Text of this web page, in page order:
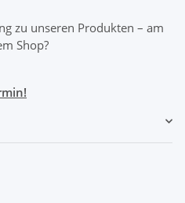
zu unseren Produkten – am
Shop?